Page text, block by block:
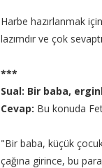
Harbe hazırlanmak
lazımdır ve çok
***
Sual: Bir baba,
Cevap: Bu konuda
"Bir baba, küçük
çağına girince, bu